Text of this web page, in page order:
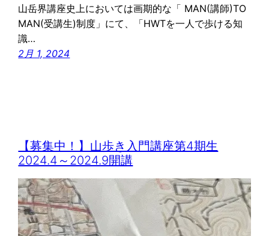
山岳界講座史上においては画期的な「 MAN(講師)TO
MAN(受講生)制度」にて、「HWTを一人で歩ける知
識…
2月 1, 2024
【募集中！】山歩き入門講座第4期生
2024.4～2024.9開講